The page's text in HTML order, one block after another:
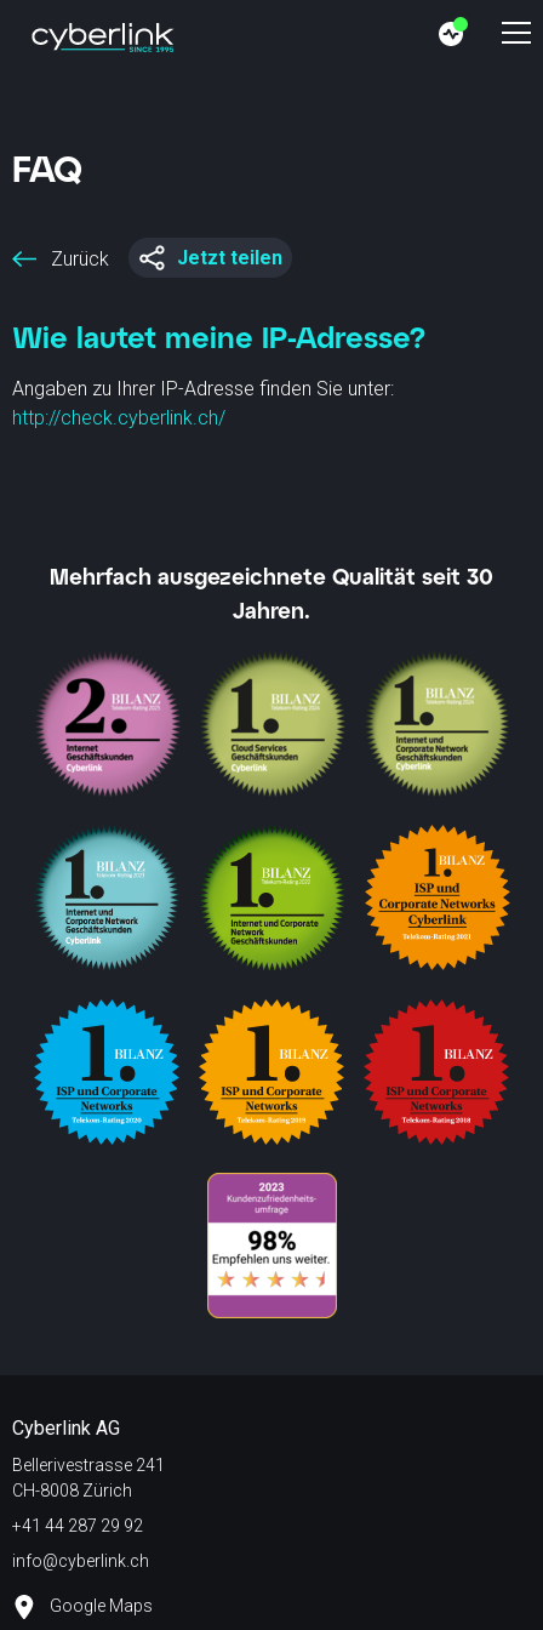
FAQ
Zurück Jetzt teilen
Wie lautet meine IP-Adresse?
Angaben zu Ihrer IP-Adresse finden Sie unter:
http://check.cyberlink.ch/
Mehrfach ausgezeichnete Qualität seit 30
Jahren.
Cyberlink AG
Bellerivestrasse 241
CH-8008 Zürich
+41 44 287 29 92
info@cyberlink.ch
Google Maps